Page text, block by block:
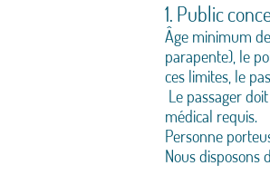
1. Public
Âge minimum
parapente), le
ces limites, le
Le passager
médical requis.
Personne
Nous disposons